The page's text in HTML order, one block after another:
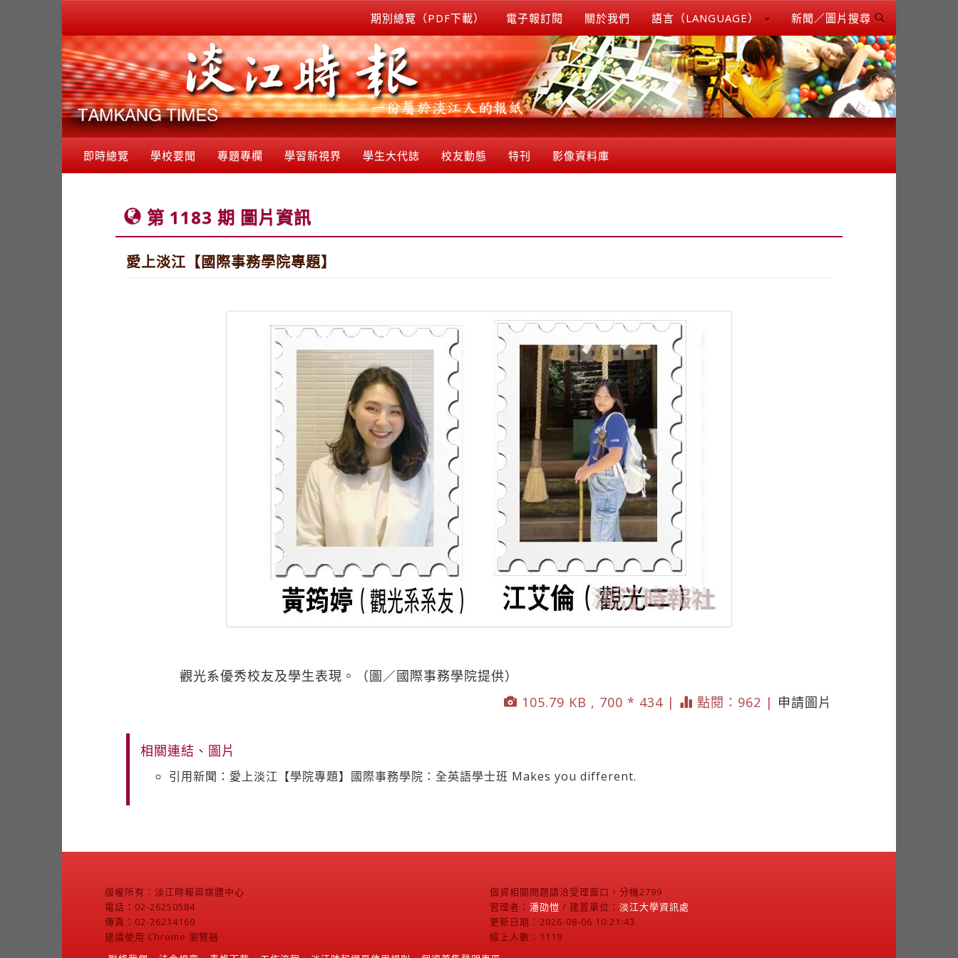
期別總覽（PDF下載） 電子報訂閱 關於我們 語言（LANGUAGE） 新聞／圖片搜尋
即時總覽 學校要聞 專題專欄 學習新視界 學生大代誌 校友動態 特刊 影像資料庫
第 1183 期 圖片資訊
愛上淡江【國際事務學院專題】
觀光系優秀校友及學生表現。（圖／國際事務學院提供）
105.79 KB , 700 * 434 |
點閱：962 | 申請圖片
相關連結、圖片
引用新聞：愛上淡江【學院專題】國際事務學院：全英語學士班 Makes you different.
版權所有：淡江時報與媒體中心
電話：02-26250584
傳真：02-26214169
建議使用 Chrome 瀏覽器
個資相關問題請洽受理窗口，分機2799
管理者： 潘劭愷 / 建置單位： 淡江大學資訊處
更新日期：2026-08-06 10:21:43
線上人數：1119